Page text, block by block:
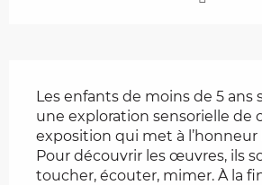
Les enfants de moins de 5 ans
une exploration sensorielle de
exposition qui met à l’honneur
Pour découvrir les œuvres, ils
toucher, écouter, mimer. À la